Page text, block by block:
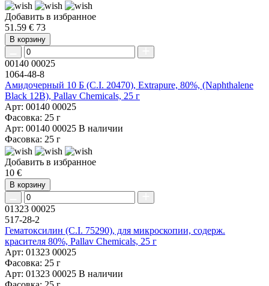
Добавить в избранное
51.59 € 73
В корзину
00140 00025
1064-48-8
Амидочерный 10 Б (C.I. 20470), Extrapure, 80%, (Naphthalene
Black 12B), Pallav Chemicals, 25 г
Арт: 00140 00025
Фасовка: 25 г
Арт: 00140 00025 В наличии
Фасовка: 25 г
Добавить в избранное
10 €
В корзину
01323 00025
517-28-2
Гематоксилин (C.I. 75290), для микроскопии, содерж.
красителя 80%, Pallav Chemicals, 25 г
Арт: 01323 00025
Фасовка: 25 г
Арт: 01323 00025 В наличии